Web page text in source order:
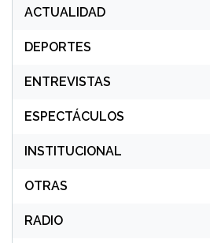
ACTUALIDAD
DEPORTES
ENTREVISTAS
ESPECTÁCULOS
INSTITUCIONAL
OTRAS
RADIO